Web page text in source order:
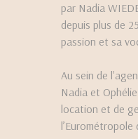
par Nadia
depuis plus de
passion et sa
Au sein de
Nadia et
location et de